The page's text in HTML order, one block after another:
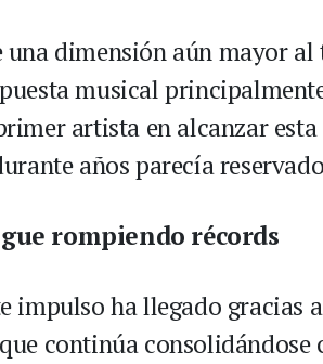
dimensión aún mayor
musical
artista en alcanzar
años parecía
rompiendo récords
impulso ha llegado gracias
continúa consolidándose